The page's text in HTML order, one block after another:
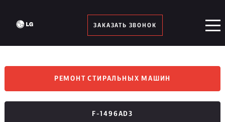
ЗАКАЗАТЬ ЗВОНОК
РЕМОНТ СТИРАЛЬНЫХ МАШИН
F-1496AD3